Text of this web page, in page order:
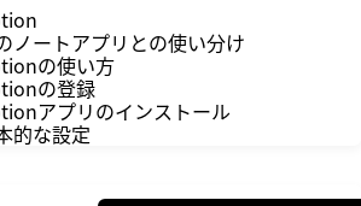
ノートアプリとの使い分け
の使い方
の登録
アプリのインストール
的な設定